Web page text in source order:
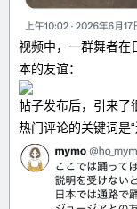
视频中，一群舞者在
本的友谊：
帖子发布后，引来了
热门评论的关键词是“